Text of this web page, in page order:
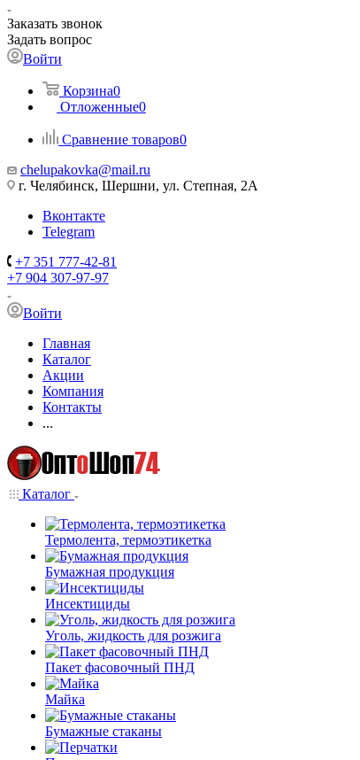
Заказать звонок
Задать вопрос
Войти
Корзина0
Отложенные0
Сравнение товаров0
chelupakovka@mail.ru
г. Челябинск, Шершни, ул. Степная, 2А
Вконтакте
Telegram
+7 351 777-42-81
+7 904 307-97-97
Войти
Главная
Каталог
Акции
Компания
Контакты
...
Каталог
Термолента, термоэтикетка
Бумажная продукция
Инсектициды
Уголь, жидкость для розжига
Пакет фасовочный ПНД
Майка
Бумажные стаканы